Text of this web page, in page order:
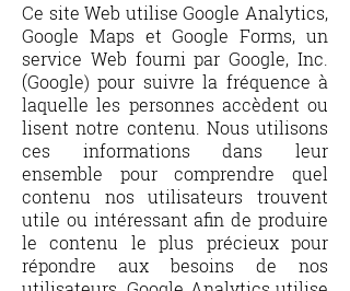
Ce site Web utilise Google Analytics,
Google Maps et Google Forms, un
service Web fourni par Google, Inc.
(Google) pour suivre la fréquence à
laquelle les personnes accèdent ou
lisent notre contenu. Nous utilisons
ces informations dans leur
ensemble pour comprendre quel
contenu nos utilisateurs trouvent
utile ou intéressant afin de produire
le contenu le plus précieux pour
répondre aux besoins de nos